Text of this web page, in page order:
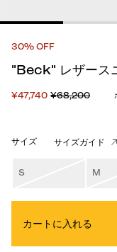
30% OFF
"Beck" レザース
¥47,740 ¥68,200
サイズ サイズガイド
S M
カートに入れる